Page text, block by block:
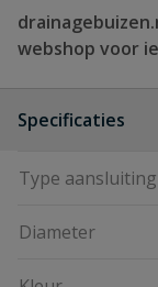
webshop voor
Specificaties
Type aansluiting
Diameter